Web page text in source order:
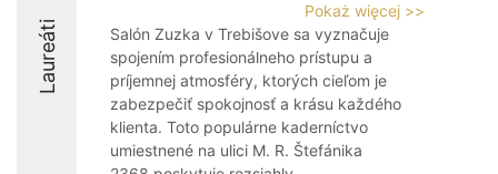
Laureáti
Pokaż więcej >>
Salón Zuzka v Trebišove sa vyznačuje
spojením profesionálneho prístupu a
príjemnej atmosféry, ktorých cieľom je
zabezpečiť spokojnosť a krásu každého
klienta. Toto populárne kaderníctvo
umiestnené na ulici M. R. Štefánika